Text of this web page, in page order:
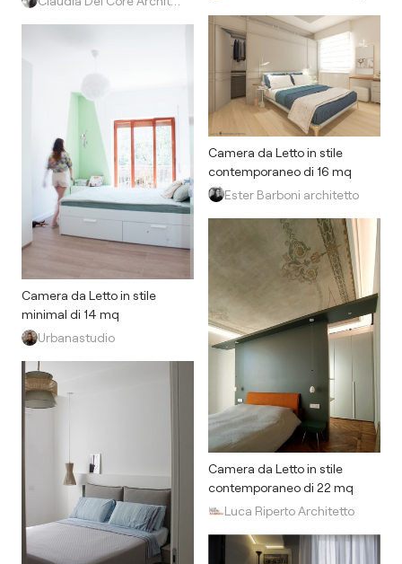
Camera da Letto in stile
minimal di 14 mq
Urbanastudio
Camera da Letto in stile
contemporaneo di 16 mq
Ester Barboni architetto
Camera da Letto in stile
contemporaneo di 22 mq
Luca Riperto Architetto